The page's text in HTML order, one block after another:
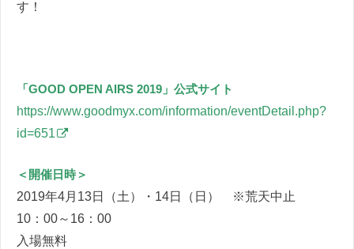
す！
「GOOD OPEN AIRS 2019」公式サイト
https://www.goodmyx.com/information/eventDetail.php?
id=651
＜開催日時＞
2019年4月13日（土）・14日（日） ※荒天中止
10：00～16：00
入場無料